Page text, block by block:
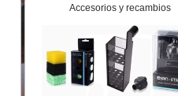
Accesorios y recambios